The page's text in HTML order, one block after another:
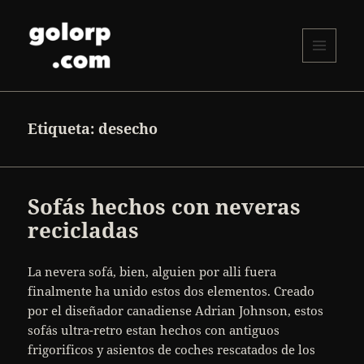
WIDGETS
Etiqueta:desecho
Sofás hechos con neveras
recicladas
La nevera sofá, bien, alguien por alli fuera
finalmente ha unido estos dos elementos. Creado
por el diseñador canadiense Adrian Johnson, estos
sofás ultra-retro estan hechos con antiguos
frigorificos y asientos de coches rescatados de los